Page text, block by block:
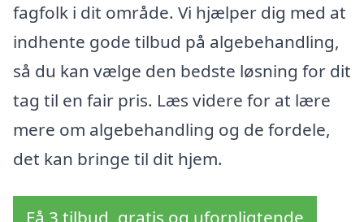
fagfolk i dit område. Vi hjælper dig med at
indhente gode tilbud på algebehandling,
så du kan vælge den bedste løsning for dit
tag til en fair pris. Læs videre for at lære
mere om algebehandling og de fordele,
det kan bringe til dit hjem.
Få 3 tilbud, gratis og uforpligtende